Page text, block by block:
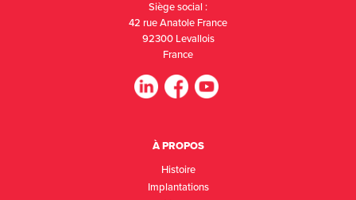
Siège social :
42 rue Anatole France
92300 Levallois
France
À PROPOS
Histoire
Implantations